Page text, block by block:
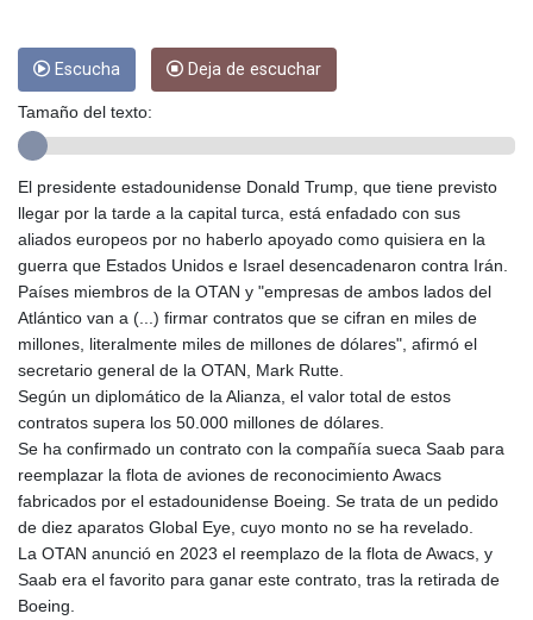
GHS 13.568751
GIP 0.856369
GNF 10137.703095
GYD 241.504196
HKD 9.039024
HNL 30.940078
HRK 7.533599
HTG 150.927975
HUF 365.333043
IDR 20624.533343
ILS 3.472762
IMP 0.856369
INR 109.715086
IQD 1512.239361
IRR
1584113.947438
ISK 142.468329
JEP 0.856369
JMD 182.981857
Escucha Deja de escuchar
Tamaño del texto:
El presidente estadounidense Donald Trump, que tiene previsto
llegar por la tarde a la capital turca, está enfadado con sus
aliados europeos por no haberlo apoyado como quisiera en la
guerra que Estados Unidos e Israel desencadenaron contra Irán.
Países miembros de la OTAN y "empresas de ambos lados del
Atlántico van a (...) firmar contratos que se cifran en miles de
millones, literalmente miles de millones de dólares", afirmó el
secretario general de la OTAN, Mark Rutte.
Según un diplomático de la Alianza, el valor total de estos
contratos supera los 50.000 millones de dólares.
Se ha confirmado un contrato con la compañía sueca Saab para
reemplazar la flota de aviones de reconocimiento Awacs
fabricados por el estadounidense Boeing. Se trata de un pedido
de diez aparatos Global Eye, cuyo monto no se ha revelado.
La OTAN anunció en 2023 el reemplazo de la flota de Awacs, y
Saab era el favorito para ganar este contrato, tras la retirada de
Boeing.